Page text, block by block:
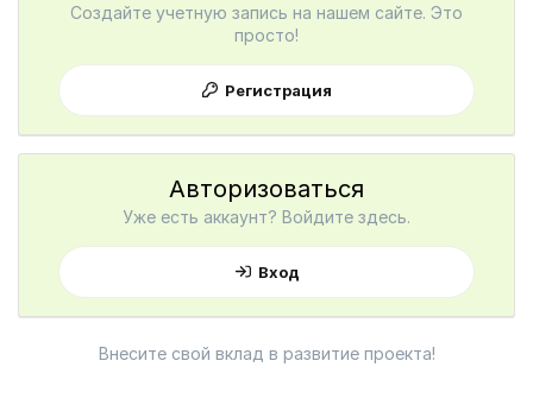
Создайте учетную запись на нашем сайте. Это
просто!
Регистрация
Авторизоваться
Уже есть аккаунт? Войдите здесь.
Вход
Внесите свой вклад в развитие проекта!